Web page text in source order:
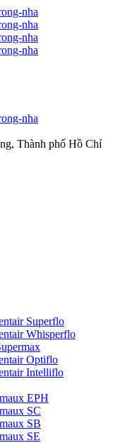
Thành phố Hồ Chí
Superflo
Whisperflo
Optiflo
Intelliflo
EPH
SC
SB
SE